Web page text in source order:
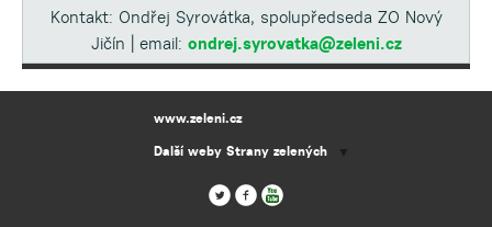
Kontakt: Ondřej Syrovátka, spolupředseda ZO Nový
Jičín | email: ondrej.syrovatka@zeleni.cz
www.zeleni.cz
Další weby Strany zelených
▼